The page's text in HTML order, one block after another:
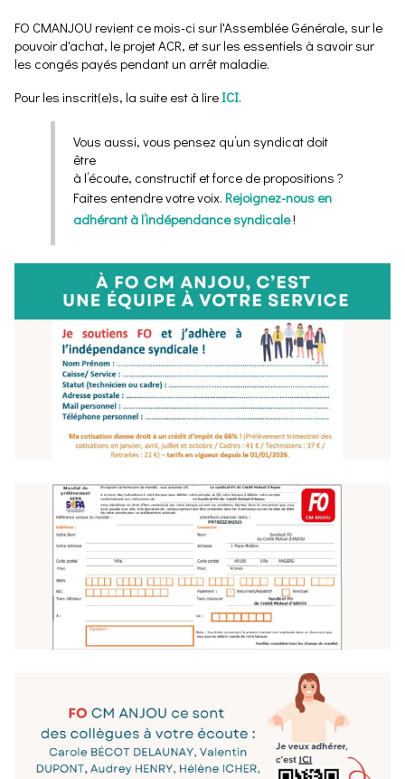
FO CMANJOU revient ce mois-ci sur l'Assemblée Générale, sur le
pouvoir d'achat, le projet ACR, et sur les essentiels à savoir sur
les congés payés pendant un arrêt maladie.
Pour les inscrit(e)s, la suite est à lire ICI.
Vous aussi, vous pensez qu’un syndicat doit
être
à l’écoute, constructif et force de propositions ?
Faites entendre votre voix. Rejoignez-nous en
adhérant à l’indépendance syndicale!